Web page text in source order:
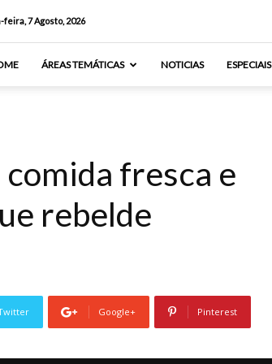
feira, 7 Agosto, 2026
ÁREAS TEMÁTICAS NOTICIAS ESPECIAIS
fresca e
rebelde
Google+ Pinterest